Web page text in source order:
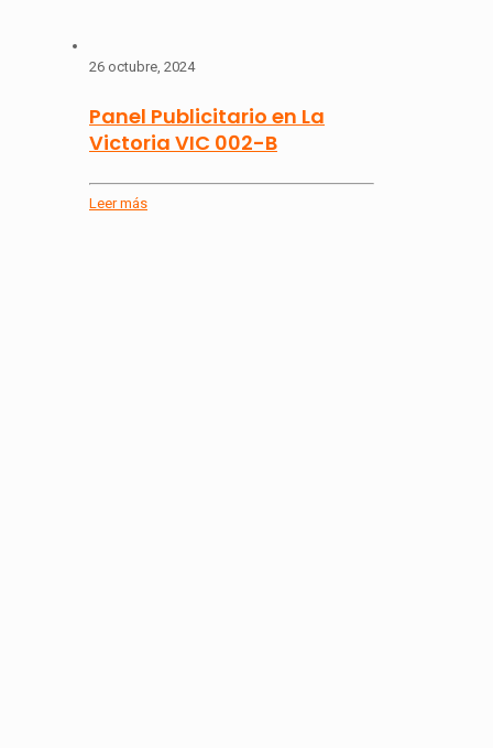
26 octubre, 2024
Panel Publicitario en La
Victoria VIC 002-B
Leer más